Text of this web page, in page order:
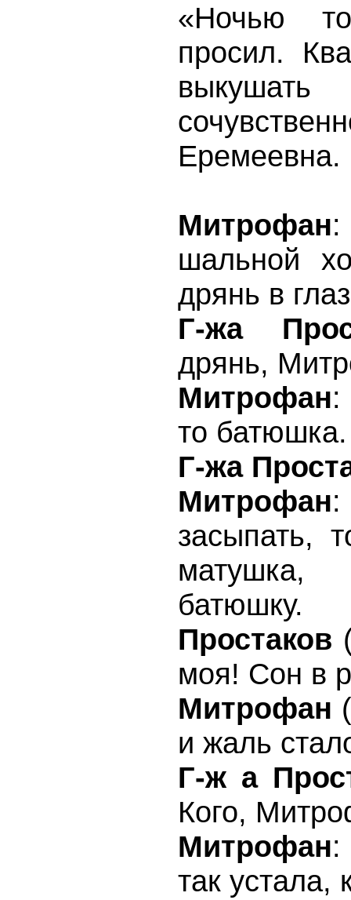
«Ночью
просил.
Еремеевна.
Митрофан
шальной
дрянь в
Г-жа
дрянь,
Митрофан:
то батюшка.
Г-жа
Митрофан
засыпать,
батюшку.
Простаков
моя! Сон в
Митрофан
и жаль
Г-ж а
Кого,
Митрофан:
так устала,